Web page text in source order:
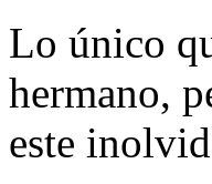
Lo único
hermano,
este